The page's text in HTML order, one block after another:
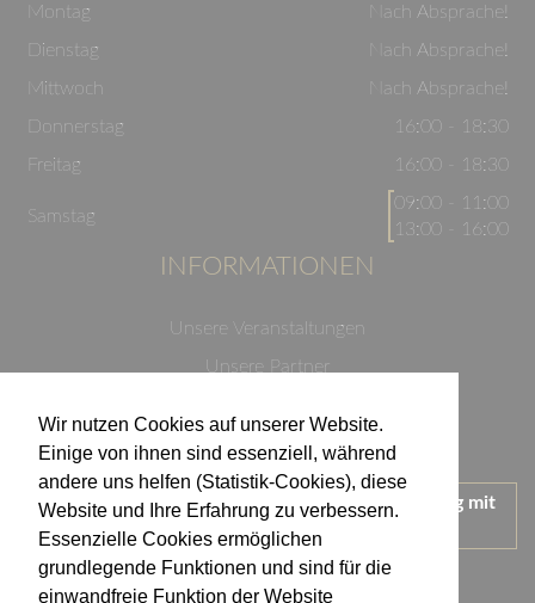
Wir nutzen Cookies auf unserer Website.
Einige von ihnen sind essenziell, während
andere uns helfen (Statistik-Cookies), diese
Website und Ihre Erfahrung zu verbessern.
Essenzielle Cookies ermöglichen
grundlegende Funktionen und sind für die
einwandfreie Funktion der Website
Montag
Nach Absprache!
Dienstag
Nach Absprache!
Mittwoch
Nach Absprache!
Donnerstag
16:00 - 18:30
Freitag
16:00 - 18:30
Samstag
09:00 - 11:00
13:00 - 16:00
INFORMATIONEN
Unsere Veranstaltungen
Unsere Partner
Impressum
Wir treten für einen verantwortungsvollen Umgang mit
Alkohol ein.
KONTAKT